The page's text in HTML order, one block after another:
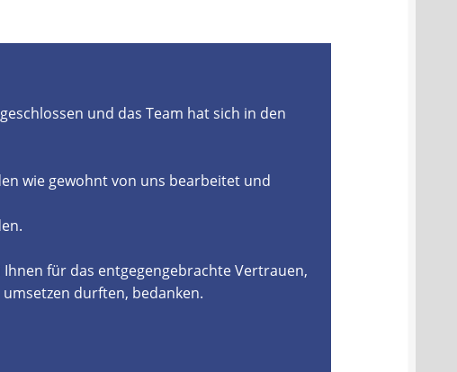
und das Team hat sich in den
wie gewohnt von uns bearbeitet und
für das entgegengebrachte Vertrauen,
durften, bedanken.